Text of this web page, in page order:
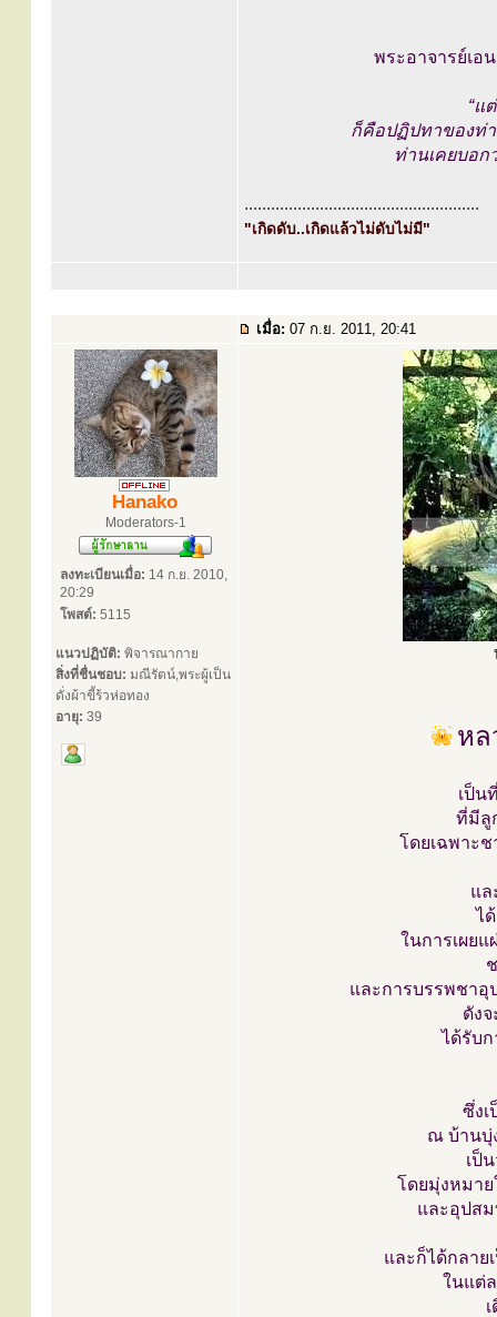
พระอาจารย์เอ
“แ
ก็คือปฏิปทาของท่
ท่านเคยบอ
.....................................................
"เกิดดับ..เกิดแล้วไม่ดับไม่มี"
เมื่อ: 07 ก.ย. 2011, 20:41
Hanako
Moderators-1
ลงทะเบียนเมื่อ: 14 ก.ย. 2010,
20:29
โพสต์: 5115
แนวปฏิบัติ: พิจารณากาย
สิ่งที่ชื่นชอบ: มณีรัตน์,พระผู้เป็น
ดั่งผ้าขี้ร้วห่อทอง
อายุ: 39
หล
เป็น
ที่มีลู
โดยเฉพาะช
แล
ไ
ในการเผย
และการบรรพชาอุ
ดัง
ได้รับ
ซึ่ง
ณ บ้านบุ่
เป็
โดยมุ่งหมาย
และอุปส
และก็ได้กลาย
ในแต่